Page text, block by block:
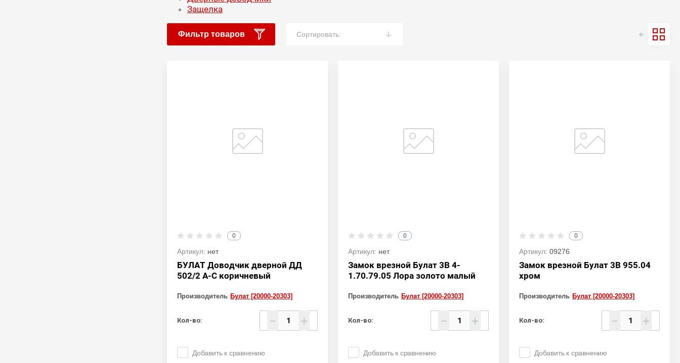
Защелка
Фильтр товаров Сортировать:
0
Артикул: нет
БУЛАТ Доводчик дверной ДД
502/2 А-С коричневый
Производитель Булат [20000-20303]
Кол-во: − +
Добавить к сравнению
0
Артикул: нет
Замок врезной Булат 3В 4-
1.70.79.05 Лора золото малый
Производитель Булат [20000-20303]
Кол-во: − +
Добавить к сравнению
0
Артикул: 09276
Замок врезной Булат 3В 955.04
хром
Производитель Булат [20000-20303]
Кол-во: − +
Добавить к сравнению